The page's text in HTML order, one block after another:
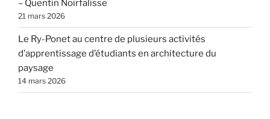
– Quentin Noirfalisse
21 mars 2026
Le Ry-Ponet au centre de plusieurs activités
d’apprentissage d’étudiants en architecture du
paysage
14 mars 2026